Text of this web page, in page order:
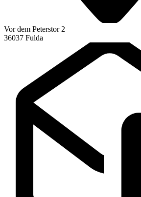
Vor dem Peterstor 2
36037 Fulda